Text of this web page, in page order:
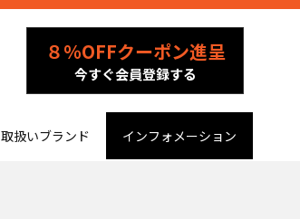
８％OFFクーポン進呈
今すぐ会員登録する
取扱いブランド インフォメーション